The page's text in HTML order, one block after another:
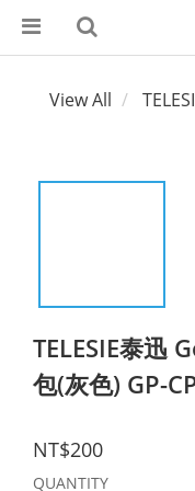
View All
TELESIE泰迅
包(灰色) GP-
NT$200
QUANTITY